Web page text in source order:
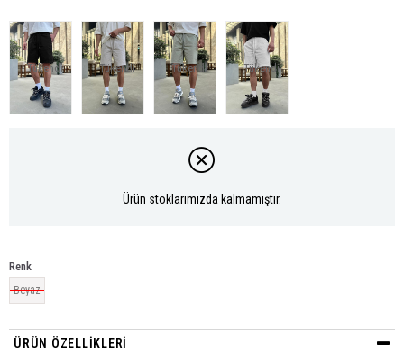
Tükendi Tükendi Tükendi Tükendi
Ürün stoklarımızda kalmamıştır.
Renk
Beyaz
ÜRÜN ÖZELLIKLERI